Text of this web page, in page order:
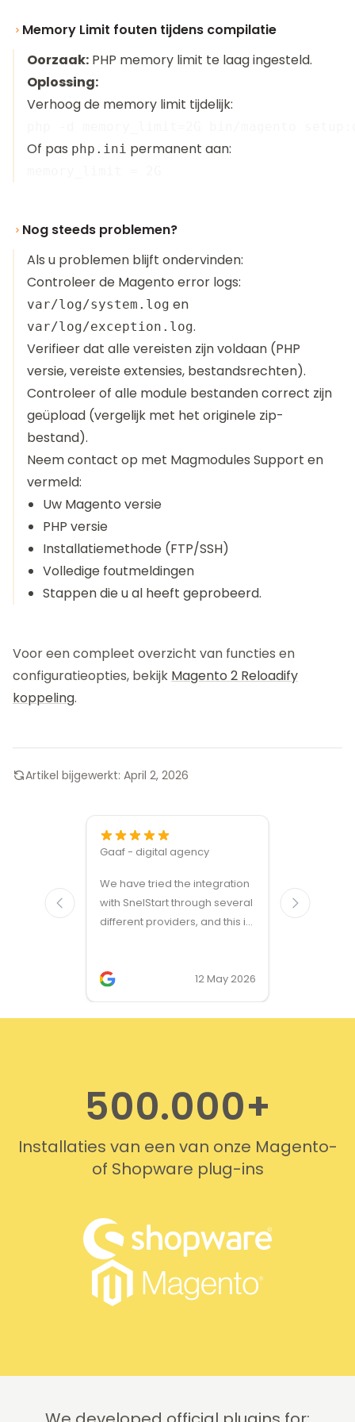
Memory Limit fouten tijdens compilatie
Oorzaak: PHP memory limit te laag ingesteld.
Oplossing:
Verhoog de memory limit tijdelijk:
Of pas php.ini permanent aan:
Nog steeds problemen?
Als u problemen blijft ondervinden:
Controleer de Magento error logs:
var/log/system.log en
var/log/exception.log.
Verifieer dat alle vereisten zijn voldaan (PHP
versie, vereiste extensies, bestandsrechten).
Controleer of alle module bestanden correct zijn
geüpload (vergelijk met het originele zip-
bestand).
Neem contact op met Magmodules Support en
vermeld:
Uw Magento versie
PHP versie
Installatiemethode (FTP/SSH)
Volledige foutmeldingen
Stappen die u al heeft geprobeerd.
Voor een compleet overzicht van functies en
configuratieopties, bekijk Magento 2 Reloadify
koppeling.
Artikel bijgewerkt: April 2, 2026
Gaaf - digital agency
We have tried the integration
with SnelStart through several
different providers, and this is
two occasions, and it was
provided quickly and
professionally. We do
12 May 2026
modules
500.000+
Installaties van een van onze Magento-
of Shopware plug-ins